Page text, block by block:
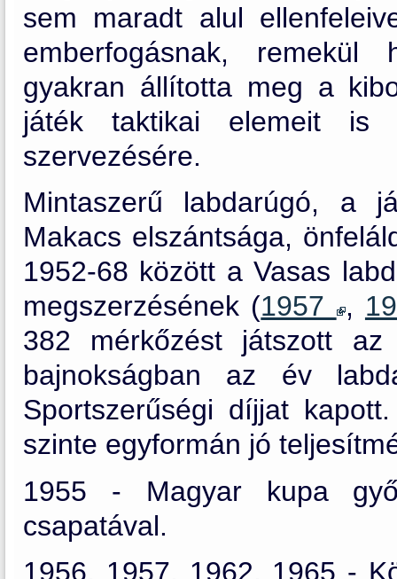
sem maradt alul
emberfogásnak, remekül
gyakran állította meg a
játék taktikai elemeit is
szervezésére.
Mintaszerű labdarúgó, a
Makacs elszántsága,
1952-68 között a Vasas
megszerzésének (1957 ,
382 mérkőzést játszott
bajnokságban az év
Sportszerűségi díjjat
szinte egyformán jó
1955 - Magyar kupa
csapatával.
1956, 1957, 1962, 1965 -